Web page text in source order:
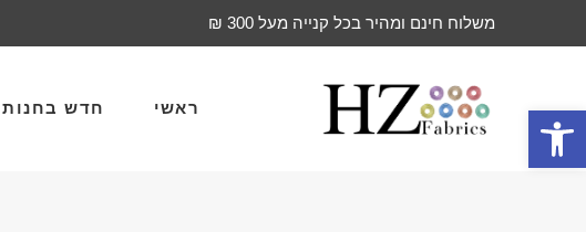
פתח סרגל נגישות
משלוח חינם ומהיר בכל קנייה מעל 300 ₪
ראשי חדש בחנות